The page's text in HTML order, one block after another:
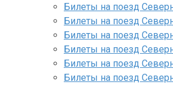
Билеты на поезд
Билеты на поезд
Билеты на поезд
Билеты на поезд
Билеты на поезд
Билеты на поезд